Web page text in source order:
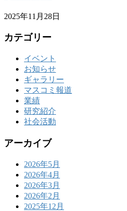
2025年11月28日
カテゴリー
イベント
お知らせ
ギャラリー
マスコミ報道
業績
研究紹介
社会活動
アーカイブ
2026年5月
2026年4月
2026年3月
2026年2月
2025年12月